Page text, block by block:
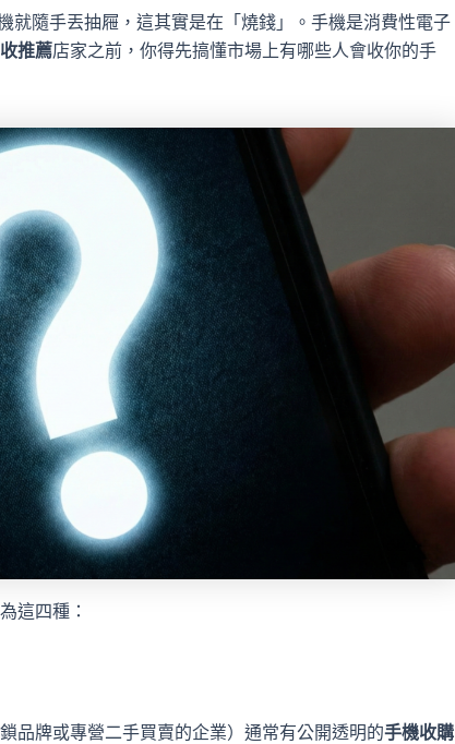
就隨手丟抽屜，這其實是在「燒錢」。手機是消費性電子
推薦店家之前，你得先搞懂市場上有哪些人會收你的手
這四種：
品牌或專營二手買賣的企業）通常有公開透明的手機收購